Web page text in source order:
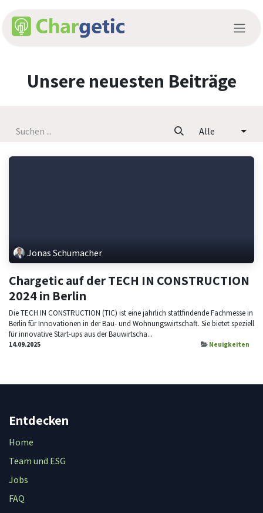
Unsere neuesten Beiträge
Alle
Jonas Schumacher
Chargetic auf der TECH IN CONSTRUCTION
2024 in Berlin
Die TECH IN CONSTRUCTION (TIC) ist eine jährlich stattfindende Fachmesse in
Berlin für Innovationen in der Bau- und Wohnungswirtschaft. Sie bietet speziell
für innovative Start-ups aus der Bauwirtscha...
14.09.2025 Neuigkeiten
Entdecken
Home
Team und ESG
Jobs
FAQ